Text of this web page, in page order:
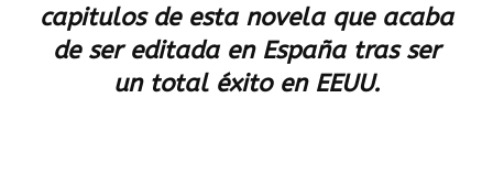
capitulos de esta novela que acaba
de ser editada en España tras ser
un total éxito en EEUU.